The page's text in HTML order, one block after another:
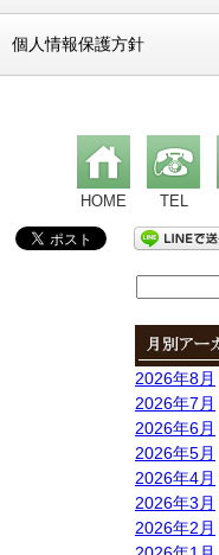
個人情報保護方針
HOME TEL
2026年8月
2026年7月
2026年6月
2026年5月
2026年4月
2026年3月
2026年2月